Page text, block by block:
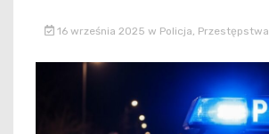
16 września 2025 w Policja Przestępstwa